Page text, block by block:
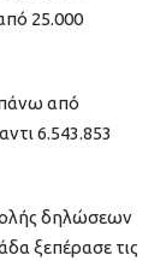
25.000
πάνω από
6.543.853
δηλώσεων
ξεπέρασε τις